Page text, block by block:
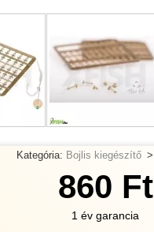
Kategória: Bojlis kiegészítő >
860 Ft
1 év garancia